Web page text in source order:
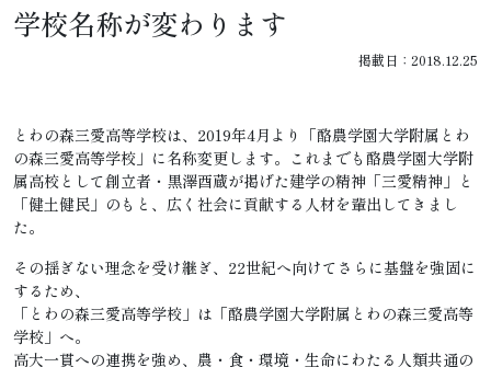
学校名称が変わります
掲載日：2018.12.25
とわの森三愛高等学校は、2019年4月より「酪農学園大学附属とわ
の森三愛高等学校」に名称変更します。これまでも酪農学園大学附
属高校として創立者・黒澤酉蔵が掲げた建学の精神「三愛精神」と
「健土健民」のもと、広く社会に貢献する人材を輩出してきまし
た。
その揺ぎない理念を受け継ぎ、22世紀へ向けてさらに基盤を強固に
するため、
「とわの森三愛高等学校」は「酪農学園大学附属とわの森三愛高等
学校」へ。
高大一貫への連携を強め、農・食・環境・生命にわたる人類共通の